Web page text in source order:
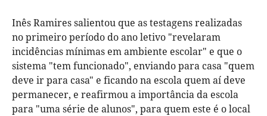
Inês Ramires salientou que as testagens realizadas
no primeiro período do ano letivo "revelaram
incidências mínimas em ambiente escolar" e que o
sistema "tem funcionado", enviando para casa "quem
deve ir para casa" e ficando na escola quem aí deve
permanecer, e reafirmou a importância da escola
para "uma série de alunos", para quem este é o local